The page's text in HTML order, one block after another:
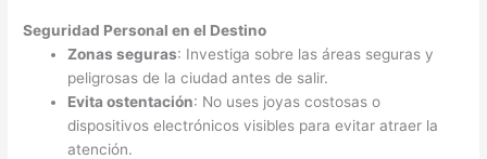
Seguridad Personal en el Destino
Zonas seguras: Investiga sobre las áreas seguras y
peligrosas de la ciudad antes de salir.
Evita ostentación: No uses joyas costosas o
dispositivos electrónicos visibles para evitar atraer la
atención.